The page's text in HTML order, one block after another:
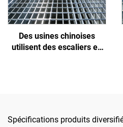
Des usines chinoises
utilisent des escaliers en
installer et
Spécifications produits